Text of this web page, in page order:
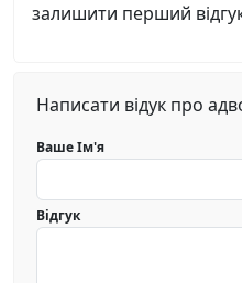
залишити перший
Написати відук про
Ваше Ім'я
Відгук